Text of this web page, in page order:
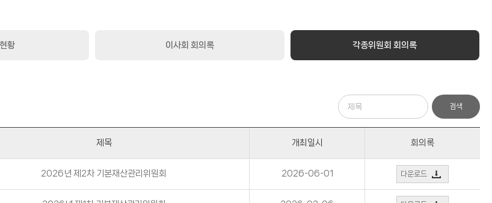
황 이사회 회의록 각종위원회 회의록
제
목
검색
제목 개최일시 회의록
2026년 제2차 기본재산관리위원회 2026-06-01 다운로드